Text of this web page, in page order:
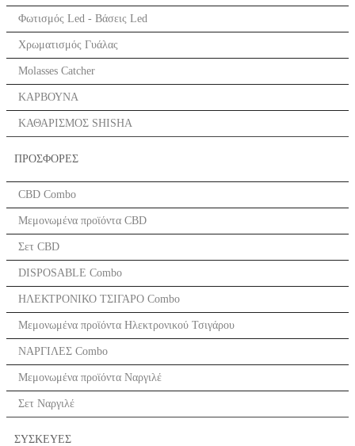
Φωτισμός Led - Βάσεις Led
Χρωματισμός Γυάλας
Molasses Catcher
ΚΑΡΒΟΥΝΑ
ΚΑΘΑΡΙΣΜΟΣ SHISHA
ΠΡΟΣΦΟΡΕΣ
CBD Combo
Μεμονωμένα προϊόντα CBD
Σετ CBD
DISPOSABLE Combo
ΗΛΕΚΤΡΟΝΙΚΟ ΤΣΙΓΑΡΟ Combo
Μεμονωμένα προϊόντα Ηλεκτρονικού Τσιγάρου
ΝΑΡΓΙΛΕΣ Combo
Μεμονωμένα προϊόντα Ναργιλέ
Σετ Ναργιλέ
ΣΥΣΚΕΥΕΣ